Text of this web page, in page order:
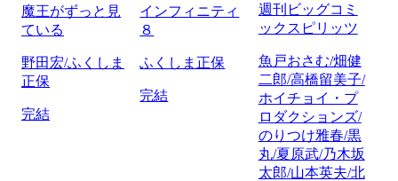
魔王がずっと見
ている
野田宏/ふくしま
正保
完結
インフィニティ
８
ふくしま正保
完結
週刊ビッグコミ
ックスピリッツ
魚戸おさむ/畑健
二郎/高橋留美子/
ホイチョイ・プ
ロダクションズ/
のりつけ雅春/黒
丸/夏原武/乃木坂
太郎/山本英夫/北